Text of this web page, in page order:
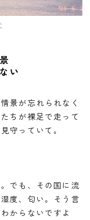
い
景が忘れられなく
ちが裸足で走って
守っていて。
でも、その国に流
度、匂い。そう言
からないですよ